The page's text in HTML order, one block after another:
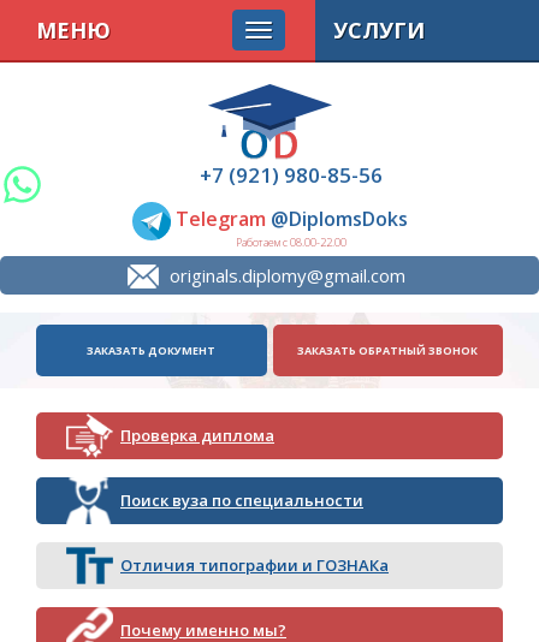
+7 (921) 980-85-56
Telegram @DiplomsDoks
Работаем с 08.00-22.00
originals.diplomy@gmail.com
МЕНЮ
ЗАКАЗАТЬ ДОКУМЕНТ ЗАКАЗАТЬ ОБРАТНЫЙ ЗВОНОК
Проверка диплома
Поиск вуза по специальности
Отличия типографии и ГОЗНАКа
Почему именно мы?
УСЛУГИ